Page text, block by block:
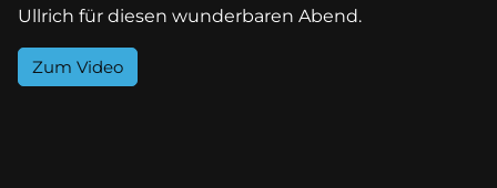
Ullrich für diesen wunderbaren Abend.
Zum Video